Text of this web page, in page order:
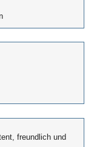
freundlich und